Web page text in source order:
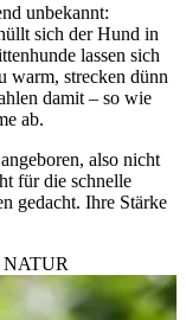
unbekannt:
sich der Hund in
lassen sich
warm, strecken dünn
damit – so wie
ab.
also nicht
für die schnelle
gedacht. Ihre Stärke